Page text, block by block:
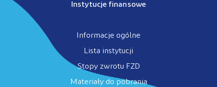
Instytucje finansowe
Informacje ogólne
Lista instytucji
Stopy zwrotu FZD
Materiały do pobrania